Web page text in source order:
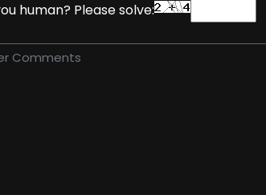
human? Please solve: